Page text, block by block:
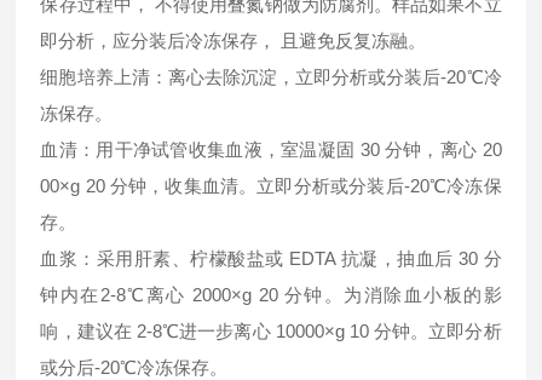
保存过程中， 不得使用叠氮钠做为防腐剂。样品如果不立
即分析，应分装后冷冻保存， 且避免反复冻融。
细胞培养上清：离心去除沉淀，立即分析或分装后-20℃冷
冻保存。
血清：用干净试管收集血液，室温凝固 30 分钟，离心 20
00×g 20 分钟，收集血清。立即分析或分装后-20℃冷冻保
存。
血浆：采用肝素、柠檬酸盐或 EDTA 抗凝，抽血后 30 分
钟内在2-8℃离心 2000×g 20 分钟。为消除血小板的影
响，建议在 2-8℃进一步离心 10000×g 10 分钟。立即分析
或分后-20℃冷冻保存。